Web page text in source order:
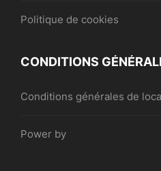
Politique de cookies
CONDITIONS
Conditions générales de
Power by